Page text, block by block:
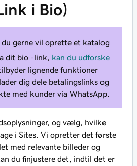
i Bio)
du gerne vil oprette et katalog
dit bio -link, kan du udforske
lignende funktioner
dig dele betalingslinks og
med kunder via WhatsApp.
og vælg, hvilke
i Sites. Vi opretter det første
med relevante billeder og
du finjustere det, indtil det er